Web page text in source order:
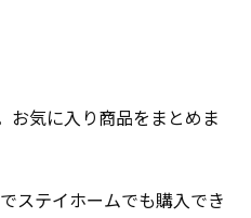
お気に入り商品をまとめま
ステイホームでも購入でき